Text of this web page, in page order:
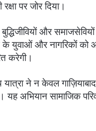
पर जोर दिया।
और
युवाओं और नागरिकों को
करेगी।
यात्रा ने न केवल
यह अभियान सामाजिक